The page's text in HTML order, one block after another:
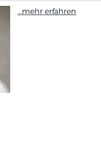
...mehr erfahren